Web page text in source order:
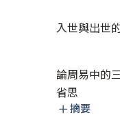
入世與出世
論周易中的
省思
摘要